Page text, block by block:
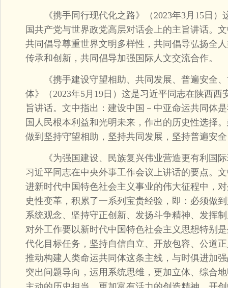
《携手同行现代化之路》（2023年3月15日）
国共产党与世界政党高层对话会上的主旨讲话。
共同倡导尊重世界文明多样性，共同倡导弘扬全
传承和创新，共同倡导加强国际人文交流合作。
《携手建设守望相助、共同发展、普遍安全、
体》（2023年5月19日）这是习近平同志在陕西
旨讲话。文中指出：建设中国－中亚命运共同体
国人民根本利益和光明未来，作出的历史性选择
做到坚持守望相助，坚持共同发展，坚持普遍安
《为强国建设、民族复兴伟业营造更有利国际
习近平同志在中央外事工作会议上讲话的要点。
进新时代中国特色社会主义事业的伟大征程中，
史性变革，积累了一系列宝贵经验，即：必须做
系统观念、坚持守正创新、发扬斗争精神、发挥
对外工作要以新时代中国特色社会主义思想特别
代化目标任务，坚持自信自立、开放包容、公道
推动构建人类命运共同体这条主线，与时俱进加
突出问题导向，运用系统思维，更加立体、综合